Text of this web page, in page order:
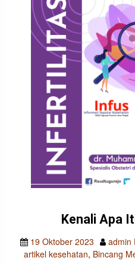
Kenali Apa
19 Oktober 2023
admin
artikel kesehatan, Bincang